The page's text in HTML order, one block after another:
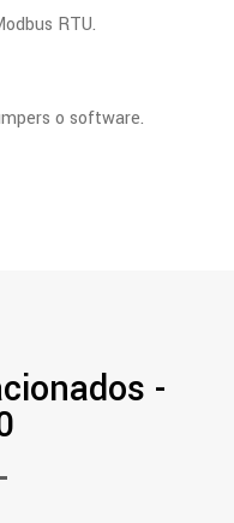
RTU.
o software.
-